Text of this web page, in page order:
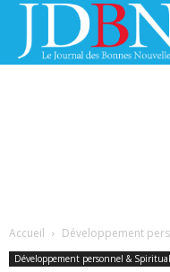
Accueil Développement
Développement personnel &